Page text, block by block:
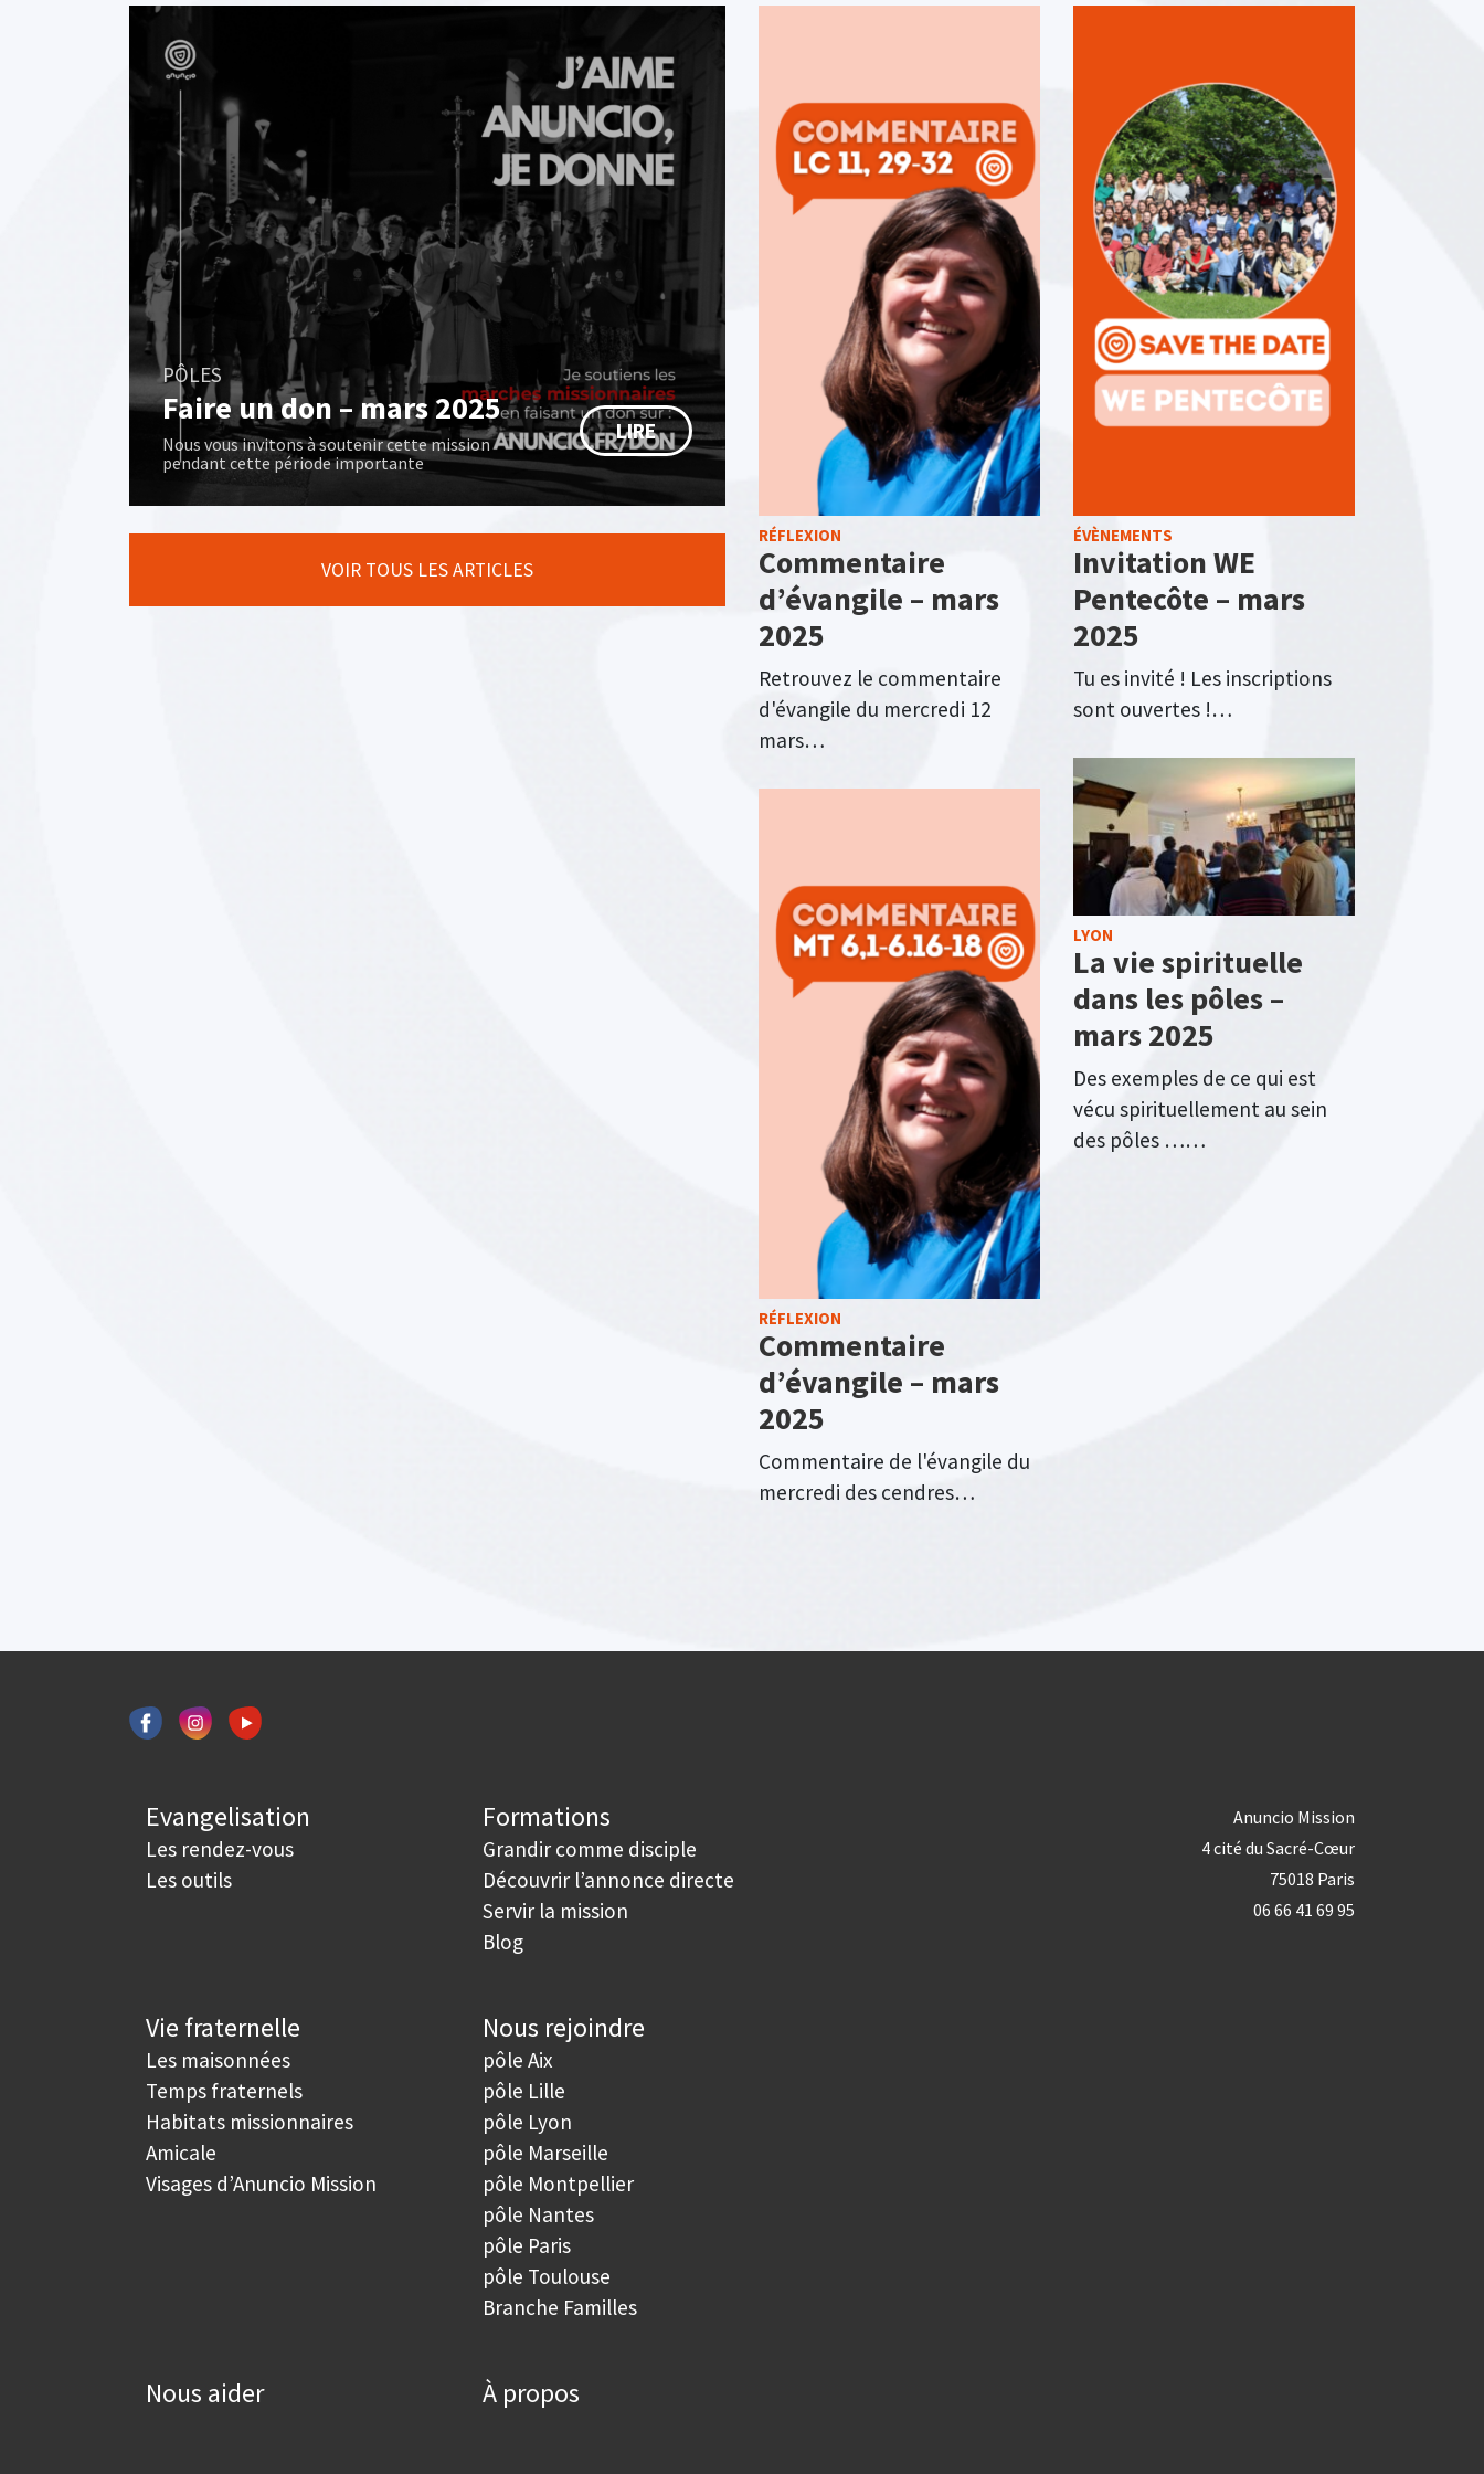
PÔLES
Faire un don – mars 2025
Nous vous invitons à soutenir cette mission
pendant cette période importante
LIRE
VOIR TOUS LES ARTICLES
RÉFLEXION
Commentaire
d’évangile – mars
2025
Retrouvez le commentaire
d'évangile du mercredi 12
mars…
RÉFLEXION
Commentaire
d’évangile – mars
2025
Commentaire de l'évangile du
mercredi des cendres…
ÉVÈNEMENTS
Invitation WE
Pentecôte – mars
2025
Tu es invité ! Les inscriptions
sont ouvertes !…
LYON
La vie spirituelle
dans les pôles –
mars 2025
Des exemples de ce qui est
vécu spirituellement au sein
des pôles ……
Evangelisation
Les rendez-vous
Les outils
Formations
Grandir comme disciple
Découvrir l’annonce directe
Servir la mission
Blog
Vie fraternelle
Les maisonnées
Temps fraternels
Habitats missionnaires
Amicale
Visages d’Anuncio Mission
Nous rejoindre
pôle Aix
pôle Lille
pôle Lyon
pôle Marseille
pôle Montpellier
pôle Nantes
pôle Paris
pôle Toulouse
Branche Familles
Nous aider À propos
Anuncio Mission
4 cité du Sacré-Cœur
75018 Paris
06 66 41 69 95